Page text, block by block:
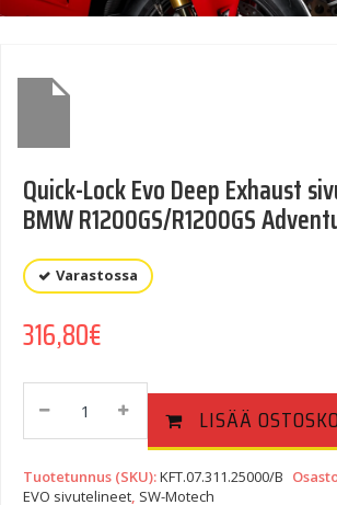
Quick-Lock Evo Deep Exhaust
BMW R1200GS/R1200GS
Varastossa
316,80€
Deep
Exhaust
LISÄÄ
Tuotetunnus (SKU):KFT.07.311.25000/B
EVO sivutelineet SW-Motech